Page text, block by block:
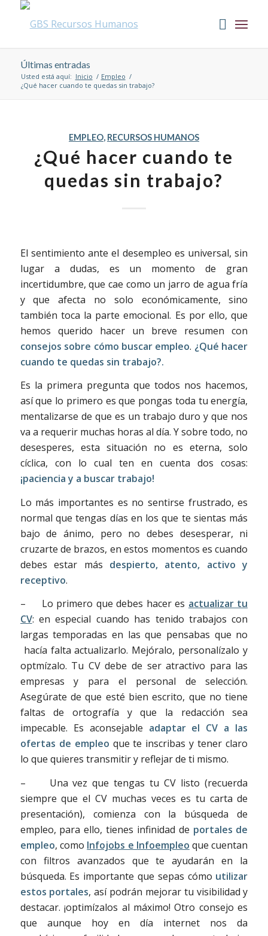
Últimas entradas
Usted está aquí: Inicio / Empleo /
¿Qué hacer cuando te quedas sin trabajo?
EMPLEO, RECURSOS HUMANOS
¿Qué hacer cuando te
quedas sin trabajo?
El sentimiento ante el desempleo es universal, sin
lugar a dudas, es un momento de gran
incertidumbre, que cae como un jarro de agua fría
y que afecta no solo económicamente, sino
también toca la parte emocional. Es por ello, que
hemos querido hacer un breve resumen con
consejos sobre cómo buscar empleo. ¿Qué hacer
cuando te quedas sin trabajo?.
Es la primera pregunta que todos nos hacemos,
así que lo primero es que pongas toda tu energía,
mentalizarse de que es un trabajo duro y que nos
va a requerir muchas horas al día. Y sobre todo, no
desesperes, esta situación no es eterna, solo
cíclica, con lo cual ten en cuenta dos cosas:
¡paciencia y a buscar trabajo!
Lo más importantes es no sentirse frustrado, es
normal que tengas días en los que te sientas más
bajo de ánimo, pero no debes desesperar, ni
cruzarte de brazos, en estos momentos es cuando
debes estar más despierto, atento, activo y
receptivo.
– Lo primero que debes hacer es actualizar tu
CV: en especial cuando has tenido trabajos con
largas temporadas en las que pensabas que no
hacía falta actualizarlo. Mejóralo, personalízalo y
optmízalo. Tu CV debe de ser atractivo para las
empresas y para el personal de selección.
Asegúrate de que esté bien escrito, que no tiene
faltas de ortografía y que la redacción sea
impecable. Es aconsejable adaptar el CV a las
ofertas de empleo que te inscribas y tener claro
lo que quieres transmitir y reflejar de ti mismo.
– Una vez que tengas tu CV listo (recuerda
siempre que el CV muchas veces es tu carta de
presentación), comienza con la búsqueda de
empleo, para ello, tienes infinidad de portales de
empleo, como Infojobs e Infoempleo que cuentan
con filtros avanzados que te ayudarán en la
búsqueda. Es importante que sepas cómo utilizar
estos portales, así podrán mejorar tu visibilidad y
destacar. ¡optimízalos al máximo! Otro consejo es
que aunque hoy en día internet nos da